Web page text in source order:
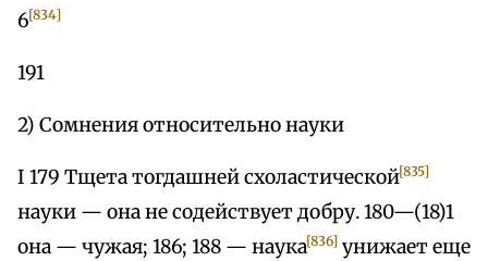
6[834]
191
2) Сомнения относительно науки
I 179 Тщета тогдашней схоластической[835]
науки — она не содействует добру. 180—(18)1
она — чужая; 186; 188 — наука[836] унижает еще